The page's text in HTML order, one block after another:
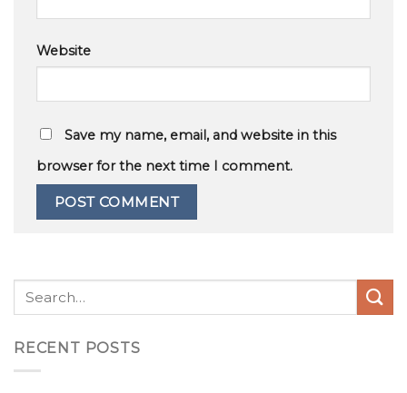
Website
Save my name, email, and website in this
browser for the next time I comment.
RECENT POSTS